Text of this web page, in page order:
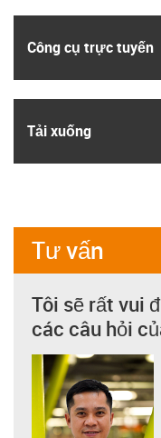
Công cụ trực tuyến
Tải xuống
Tư vấn
Tôi sẽ rất vui
các câu hỏi